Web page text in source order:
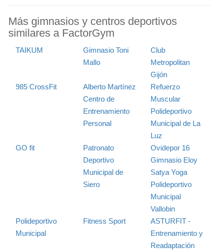
Más gimnasios y centros deportivos
similares a FactorGym
TAIKUM
Gimnasio Toni
Mallo
Club
Metropolitan
Gijón
985 CrossFit
Alberto Martínez
Centro de
Entrenamiento
Personal
Refuerzo
Muscular
Polideportivo
Municipal de La
Luz
GO fit
Patronato
Deportivo
Municipal de
Siero
Ovidepor 16
Gimnasio Eloy
Satya Yoga
Polideportivo
Municipal
Vallobin
Polideportivo
Municipal
Fitness Sport
ASTURFIT -
Entrenamiento y
Readaptación